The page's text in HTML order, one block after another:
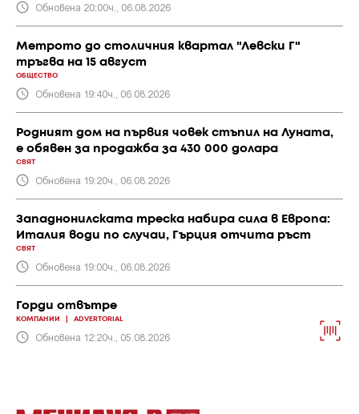
Обновена 20:00ч., 06.08.2026
Метрото до столичния квартал "Левски Г"
тръгва на 15 август
ОБЩЕСТВО
Обновена 19:40ч., 06.08.2026
Родният дом на първия човек стъпил на Луната,
е обявен за продажба за 430 000 долара
СВЯТ
Обновена 19:20ч., 06.08.2026
Западнонилската треска набира сила в Европа:
Италия води по случаи, Гърция отчита ръст
СВЯТ
Обновена 19:00ч., 06.08.2026
Горди отвътре
КОМПАНИИ ADVERTORIAL
Обновена 12:20ч., 05.08.2026